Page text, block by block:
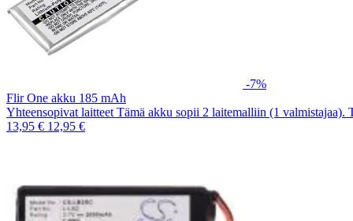
-7%
Flir One akku 185 mAh
Yhteensopivat laitteet Tämä akku sopii 2 laitemalliin (1 valmistajaa).
13,95 € 12,95 €